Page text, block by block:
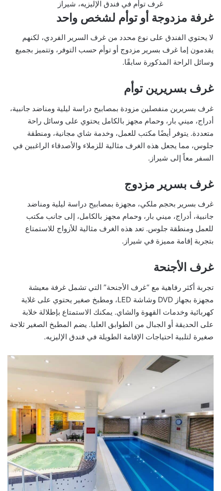
غرف توأم في فندق الإليزيه، شيراز
غرفة مزدوجة أو توأم لشخص واحد
لا يحتوي الفندق على نوع محدد من غرف السرير الفردي، لكنهم
يقدمون إما غرف بسرير مزدوج أو توأم حسب التوفر، وتتميز بجميع
وسائل الراحة المذكورة سابقًا.
غرف بسريرين توأم
غرف بسريرين منفصلين مزودة بمصابيح دراسة ليلية ومناضد جانبية،
أدراج، ميني بار، وحمام مجهز بالكامل يحتوي على وسائل راحة
متعددة. يتوفر أيضًا مكتب للعمل، وخدمة شاي مجانية، ومنطقة
جلوس، مما يجعل هذه الغرف مثالية للزملاء والأصدقاء الراغبين في
السفر معاً إلى شيراز.
غرف بسرير مزدوج
غرف بسرير بحجم ملكي، مجهزة بمصابيح دراسة ليلية ومناضد
جانبية، أدراج، ميني بار، وحمام مجهز بالكامل، إلى جانب مكتب
للعمل ومنطقة جلوس. تعد هذه الغرف مثالية للأزواج للاستمتاع
بتجربة إقامة مميزة في شيراز.
غرف الأجنحة
تجربة أكثر رفاهية مع “غرف الأجنحة” التي تشمل غرفة معيشة
مجهزة بجهاز DVD وشاشة LED، ومطبخ صغير يحتوي على غلاية
كهربائية وخدمات القهوة والشاي. يمكنك الاستمتاع بإطلالة خلابة
على الحديقة أو الجبال من الطوابق العليا. يضم المطبخ الصغير ثلاجة
صغيرة لتلبية احتياجات الإقامة الطويلة في فندق الإليزيه.